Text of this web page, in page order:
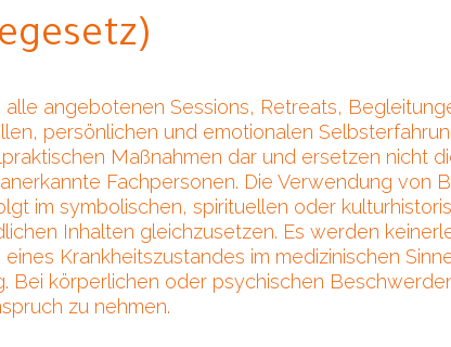
angebotenen Sessions, Retreats,
persönlichen und emotionalen
Maßnahmen dar und ersetzen nicht
Fachpersonen. Die Verwendung von
im symbolischen, spirituellen oder
Inhalten gleichzusetzen. Es werden
Krankheitszustandes im medizinischen
Bei körperlichen oder psychischen
zu nehmen.